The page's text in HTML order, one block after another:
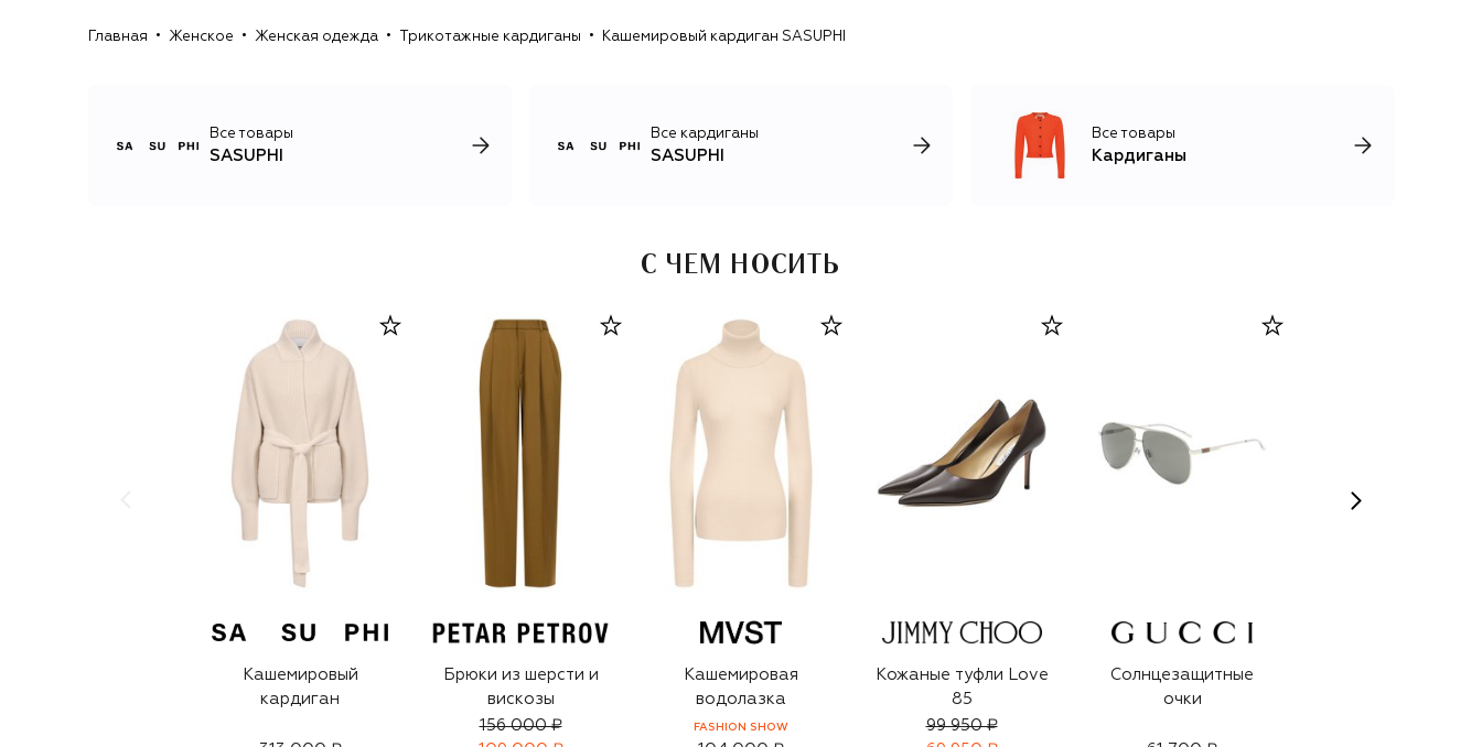
Главная Женское Женская одежда Трикотажные кардиганы Кашемировый кардиган SASUPHI
Все товары
SASUPHI
Все кардиганы
SASUPHI
Все товары
Кардиганы
С ЧЕМ НОСИТЬ
Кашемировый
кардиган
Брюки из шерсти и
вискозы
156 000 ₽
Кашемировая
водолазка
FASHION SHOW
Кожаные туфли Love
85
99 950 ₽
Солнцезащитные
очки